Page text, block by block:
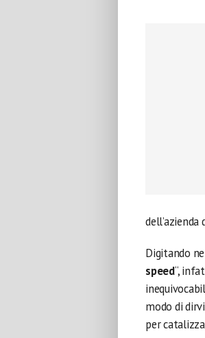
dell’azienda
Digitando
speed“,
modo di
per